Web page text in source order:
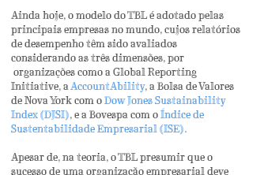
Ainda hoje, o modelo do TBL é adotado pelas
principais empresas no mundo, cujos relatórios
de desempenho têm sido avaliados
considerando as três dimensões, por
organizações como aGlobal Reporting
Initiative,aAccountAbility, aBolsa de Valores
de Nova York com oDow Jones Sustainability
Index (DJSI),e aBovespa com oÍndice de
Sustentabilidade Empresarial (ISE).
Apesar de, na teoria, o TBL presumir que o
sucesso de uma organização empresarial deve